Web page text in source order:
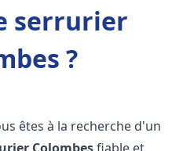
serrurier
?
êtes à la recherche d'un